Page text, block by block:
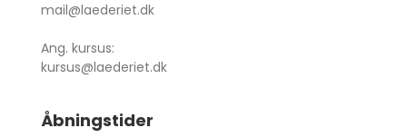
mail@laederiet.dk
Ang. kursus:
kursus@laederiet.dk
Åbningstider